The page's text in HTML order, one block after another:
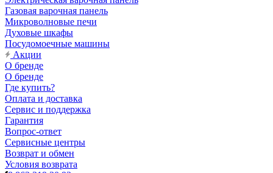
Газовая варочная панель
Микроволновые печи
Духовые шкафы
Посудомоечные машины
Акции
О бренде
О бренде
Где купить?
Оплата и доставка
Сервис и поддержка
Гарантия
Вопрос-ответ
Сервисные центры
Возврат и обмен
Условия возврата